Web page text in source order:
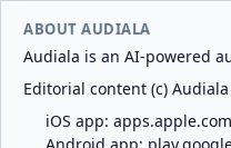
ABOUT AUDIALA
Audiala is an AI-powered
Editorial content (c)
iOS app: